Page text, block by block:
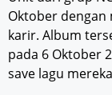
Oktober dengan
karir. Album
pada 6 Oktober
save lagu